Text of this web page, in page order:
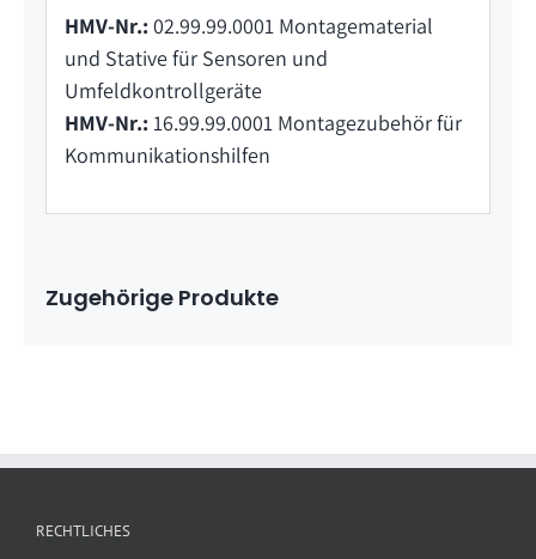
HMV-Nr.: 02.99.99.0001 Montagematerial
und Stative für Sensoren und
Umfeldkontrollgeräte
HMV-Nr.: 16.99.99.0001 Montagezubehör für
Kommunikationshilfen
Zugehörige Produkte
RECHTLICHES